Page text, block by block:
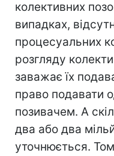
колективних
випадках,
процесуальних
розгляду
заважає їх
право подавати
позивачем. А
два або два
уточнюється.